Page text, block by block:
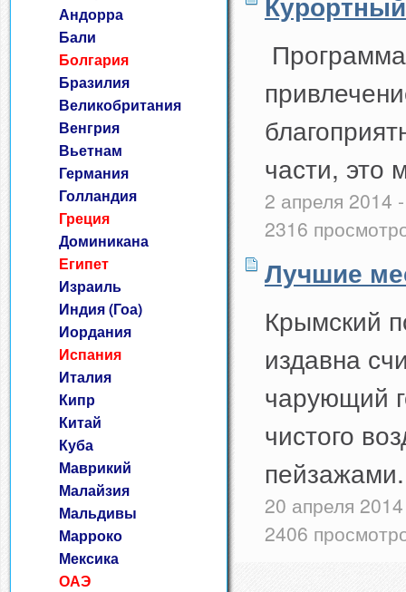
Андорра
Бали
Болгария
Бразилия
Великобритания
Венгрия
Вьетнам
Германия
Голландия
Греция
Доминикана
Египет
Израиль
Индия (Гоа)
Иордания
Испания
Италия
Кипр
Китай
Куба
Маврикий
Малайзия
Мальдивы
Марроко
Мексика
ОАЭ
части, это
2 апреля 2014
2316
Лучшие
Крымский
издавна
чарующий
чистого
пейзажами.
20 апреля
2406